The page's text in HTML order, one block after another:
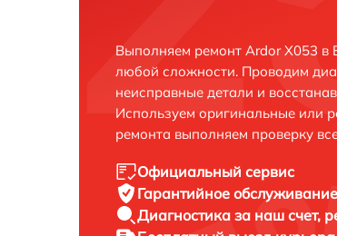
Выполняем ремонт Ardor X053 в
любой сложности. Проводим
неисправные детали и
Используем оригинальные или
ремонта выполняем проверку
Официальный сервис
Гарантийное обслуживание
Диагностика за наш счет,